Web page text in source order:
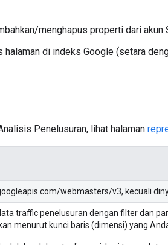
menghapus properti dari akun
di indeks Google (setara
Penelusuran, lihat halaman
webmasters/v3, kecuali
traffic penelusuran dengan filter dan
menurut kunci baris (dimensi) yang